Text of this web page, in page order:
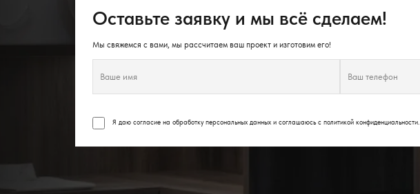
Оставьте заявку и мы всё сделаем!
Мы свяжемся с вами, мы рассчитаем ваш проект и изготовим его!
Я даю согласие на обработку персональных данных и соглашаюсь сполитикой конфиденциальности.